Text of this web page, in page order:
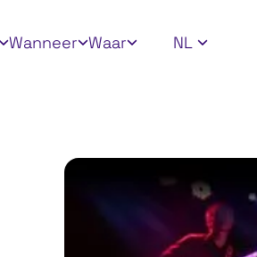
Wanneer Waar NL